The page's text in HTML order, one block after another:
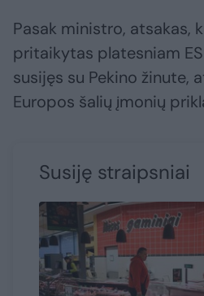
Pasak ministro, atsakas,
pritaikytas platesniam
susijęs su Pekino žinute,
Europos šalių įmonių
Susiję straipsniai